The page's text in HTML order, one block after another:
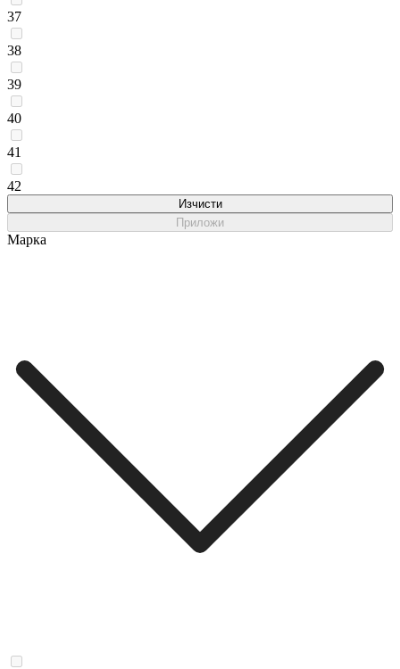
37
38
39
40
41
42
Изчисти
Приложи
Марка